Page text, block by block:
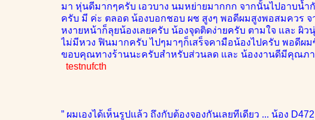
มา หุ่นดีมากๆครับ เอวบาง นมหย่ายมากกก จากนั้นไปอาบน้
ครับ มี ค่ะ ตลอด น้องบอกชอบ ผช สูงๆ พอดีผมสูงพอสมควร
หงายหน้าก็ลุยน้องเลยครับ น้องจุดติดง่ายครับ ตามใจ และ
ไม่มีหวง ฟินมากครับ ไปๆมาๆก็เสร็จคามือน้องไปครับ พอดีผ
ขอบคุณทางร้านนะครับสำหรับส่วนลด และ น้องงานดีมีคุณภา
testnufcth
” ผมเองได้เห็นรูปแล้ว ถึงกับต้องจองกันเลยทีเดียว ... น้อง